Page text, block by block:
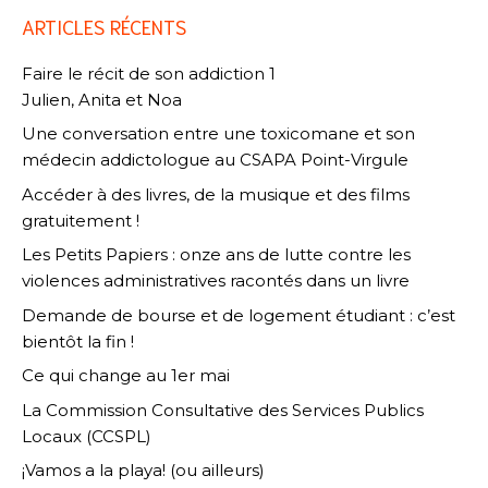
ARTICLES RÉCENTS
Faire le récit de son addiction 1
Julien, Anita et Noa
Une conversation entre une toxicomane et son
médecin addictologue au CSAPA Point-Virgule
Accéder à des livres, de la musique et des films
gratuitement !
Les Petits Papiers : onze ans de lutte contre les
violences administratives racontés dans un livre
Demande de bourse et de logement étudiant : c’est
bientôt la fin !
Ce qui change au 1er mai
La Commission Consultative des Services Publics
Locaux (CCSPL)
¡Vamos a la playa! (ou ailleurs)